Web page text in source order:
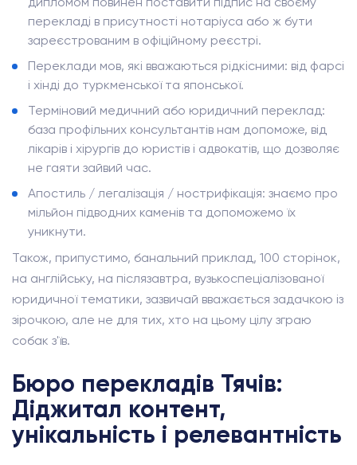
перекладі в присутності нотаріуса або ж бути
зареєстрованим в офіційному реєстрі.
Переклади мов, які вважаються рідкісними: від фарсі
і хінді до туркменської та японської.
Терміновий медичний або юридичний переклад:
база профільних консультантів нам допоможе, від
лікарів і хірургів до юристів і адвокатів, що дозволяє
не гаяти зайвий час.
Апостиль / легалізація / нострифікація: знаємо про
мільйон підводних каменів та допоможемо їх
уникнути.
Також, припустимо, банальний приклад, 100 сторінок,
на англійську, на післязавтра, вузькоспеціалізованої
юридичної тематики, зазвичай вважається задачкою із
зірочкою, але не для тих, хто на цьому цілу зграю
собак з'їв.
Бюро перекладів Тячів:
Діджитал контент,
унікальність і релевантність